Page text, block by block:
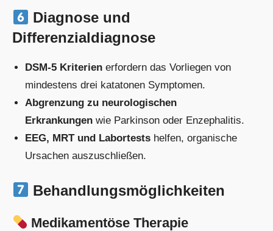
Diagnose und
Differenzialdiagnose
DSM-5 Kriterien erfordern das Vorliegen von
mindestens drei katatonen Symptomen.
Abgrenzung zu neurologischen
Erkrankungen wie Parkinson oder Enzephalitis.
EEG, MRT und Labortests helfen, organische
Ursachen auszuschließen.
Behandlungsmöglichkeiten
Medikamentöse Therapie